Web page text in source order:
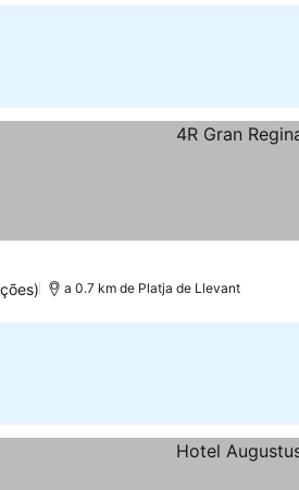
a 0.7 km de Platja de Llevant